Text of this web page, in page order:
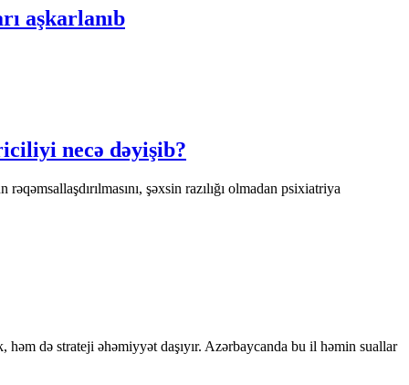
aşkarlanıb
necə dəyişib?
şəxsin razılığı olmadan psixiatriya
də strateji əhəmiyyət daşıyır. Azərbaycanda bu il həmin suallar